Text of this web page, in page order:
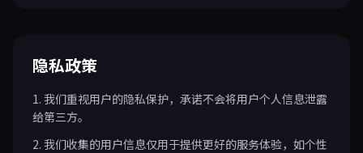
隐私政策
1. 我们重视用户的隐私保护，承诺不会将用户个人信息泄露
给第三方。
2. 我们收集的用户信息仅用于提供更好的服务体验，如个性